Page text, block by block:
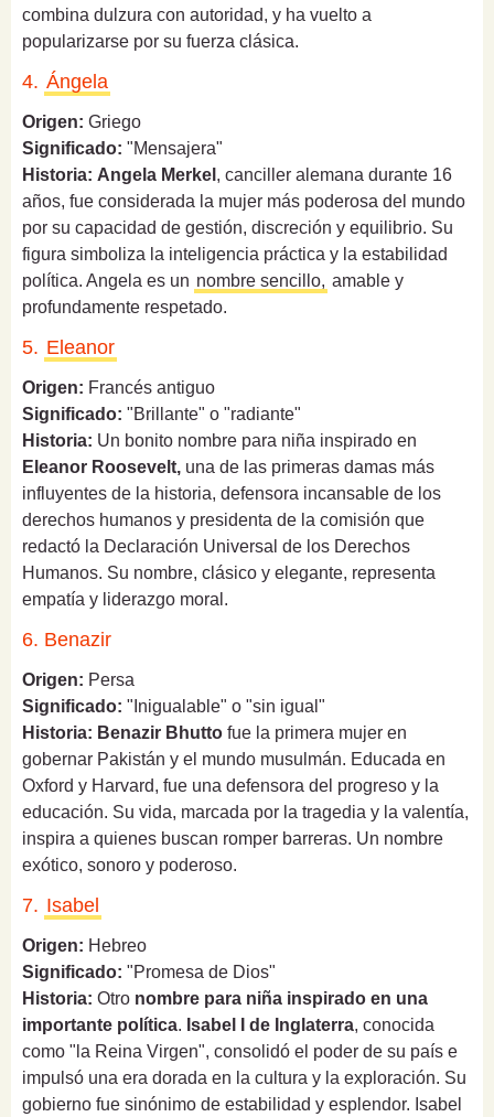
combina dulzura con autoridad, y ha vuelto a
popularizarse por su fuerza clásica.
4. Ángela
Origen: Griego
Significado: "Mensajera"
Historia: Angela Merkel , canciller alemana durante 16
años, fue considerada la mujer más poderosa del mundo
por su capacidad de gestión, discreción y equilibrio. Su
figura simboliza la inteligencia práctica y la estabilidad
política. Angela es un nombre sencillo, amable y
profundamente respetado.
5. Eleanor
Origen: Francés antiguo
Significado: "Brillante" o "radiante"
Historia: Un bonito nombre para niña inspirado en
Eleanor Roosevelt, una de las primeras damas más
influyentes de la historia, defensora incansable de los
derechos humanos y presidenta de la comisión que
redactó la Declaración Universal de los Derechos
Humanos. Su nombre, clásico y elegante, representa
empatía y liderazgo moral.
6. Benazir
Origen: Persa
Significado: "Inigualable" o "sin igual"
Historia: Benazir Bhutto fue la primera mujer en
gobernar Pakistán y el mundo musulmán. Educada en
Oxford y Harvard, fue una defensora del progreso y la
educación. Su vida, marcada por la tragedia y la valentía,
inspira a quienes buscan romper barreras. Un nombre
exótico, sonoro y poderoso.
7. Isabel
Origen: Hebreo
Significado: "Promesa de Dios"
Historia: Otro nombre para niña inspirado en una
importante política. Isabel I de Inglaterra, conocida
como "la Reina Virgen", consolidó el poder de su país e
impulsó una era dorada en la cultura y la exploración. Su
gobierno fue sinónimo de estabilidad y esplendor. Isabel